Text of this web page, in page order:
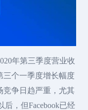
年第三季度营业收
三个一季度增长幅度
竞争日趋严重，尤其
，但Facebook已经